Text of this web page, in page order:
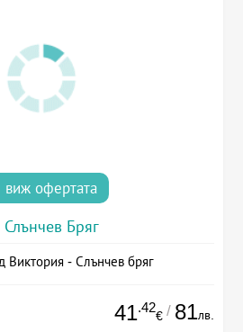
виж офертата
Слънчев Бряг
Виктория - Слънчев бряг
41.42
€ / 81лв.